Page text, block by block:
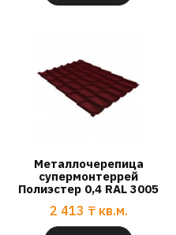
Металлочерепица
супермонтеррей
Полиэстер 0,4 RAL 3005
2 413 ₸ кв.м.